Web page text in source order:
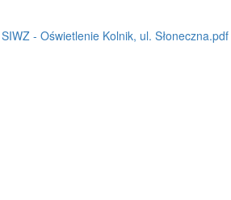
- Oświetlenie Kolnik, ul. Słoneczna.pdf